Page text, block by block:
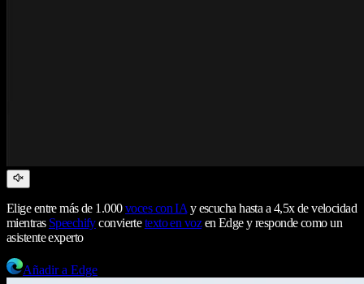
Elige entre más de 1.000voces con IA y escucha hasta a 4,5x de velocidad
mientras Speechifyconviertetexto en vozen Edge y responde como un
asistente experto
Añadir a Edge